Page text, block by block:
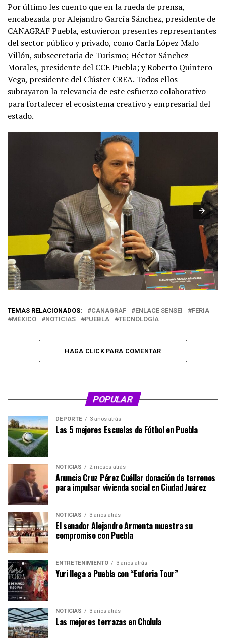
Por último les cuento que en la rueda de prensa,
encabezada por Alejandro García Sánchez, presidente de
CANAGRAF Puebla, estuvieron presentes representantes
del sector público y privado, como Carla López Malo
Villón, subsecretaria de Turismo; Héctor Sánchez
Morales, presidente del CCE Puebla; y Roberto Quintero
Vega, presidente del Clúster CREA. Todos ellos
subrayaron la relevancia de este esfuerzo colaborativo
para fortalecer el ecosistema creativo y empresarial del
estado.
TEMAS RELACIONADOS: CANAGRAF ENLACE SENSEI
FERIA
MÉXICO
NOTICIAS PUEBLA TECNOLOGÍA
HAGA CLICK PARA COMENTAR
POPULAR
DEPORTE 3 años atrás
Las 5 mejores Escuelas de Fútbol en Puebla
NOTICIAS 2 meses atrás
Anuncia Cruz Pérez Cuéllar donación de terrenos
para impulsar vivienda social en Ciudad Juárez
NOTICIAS 3 años atrás
El senador Alejandro Armenta muestra su
compromiso con Puebla
ENTRETENIMIENTO 3 años atrás
Yuri llega a Puebla con “Euforia Tour”
NOTICIAS 3 años atrás
Las mejores terrazas en Cholula